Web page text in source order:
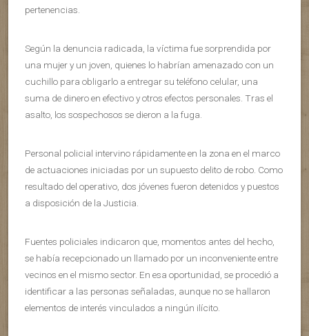
pertenencias.
Según la denuncia radicada, la víctima fue sorprendida por
una mujer y un joven, quienes lo habrían amenazado con un
cuchillo para obligarlo a entregar su teléfono celular, una
suma de dinero en efectivo y otros efectos personales. Tras el
asalto, los sospechosos se dieron a la fuga.
Personal policial intervino rápidamente en la zona en el marco
de actuaciones iniciadas por un supuesto delito de robo. Como
resultado del operativo, dos jóvenes fueron detenidos y puestos
a disposición de la Justicia.
Fuentes policiales indicaron que, momentos antes del hecho,
se había recepcionado un llamado por un inconveniente entre
vecinos en el mismo sector. En esa oportunidad, se procedió a
identificar a las personas señaladas, aunque no se hallaron
elementos de interés vinculados a ningún ilícito.